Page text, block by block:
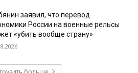
заявил, что перевод
России на военные рельсы
«убить вообще страну»